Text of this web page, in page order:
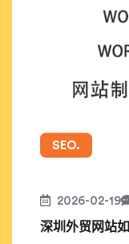
SEO.
2026-02-19
深圳外贸网站